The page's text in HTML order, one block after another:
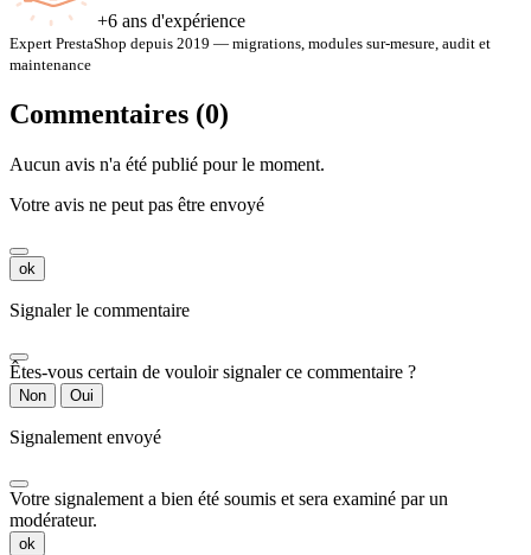
+6 ans d'expérience
Expert PrestaShop depuis 2019 — migrations, modules sur-mesure, audit et
maintenance
Commentaires (0)
Aucun avis n'a été publié pour le moment.
Votre avis ne peut pas être envoyé
ok
Signaler le commentaire
Êtes-vous certain de vouloir signaler ce commentaire ?
Non Oui
Signalement envoyé
Votre signalement a bien été soumis et sera examiné par un
modérateur.
ok